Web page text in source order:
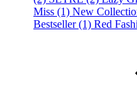
Miss (1) New
Bestseller (1) Red